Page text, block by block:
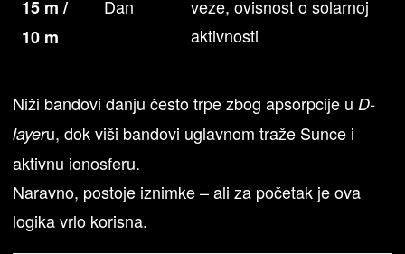
15 m /
10 m
Dan
veze, ovisnost o solarnoj
aktivnosti
Niži bandovi danju često trpe zbog apsorpcije u D-
layeru, dok viši bandovi uglavnom traže Sunce i
aktivnu ionosferu.
Naravno, postoje iznimke – ali za početak je ova
logika vrlo korisna.